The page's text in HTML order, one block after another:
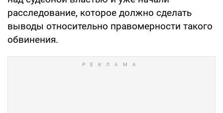
расследование, которое должно сделать
выводы относительно правомерности такого
обвинения.